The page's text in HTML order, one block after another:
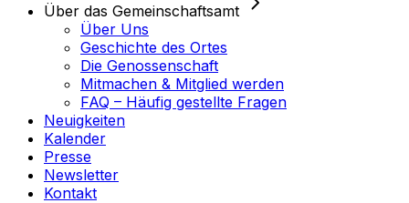
Über das Gemeinschaftsamt
Über Uns
Geschichte des Ortes
Die Genossenschaft
Mitmachen & Mitglied werden
FAQ – Häufig gestellte Fragen
Neuigkeiten
Kalender
Presse
Newsletter
Kontakt